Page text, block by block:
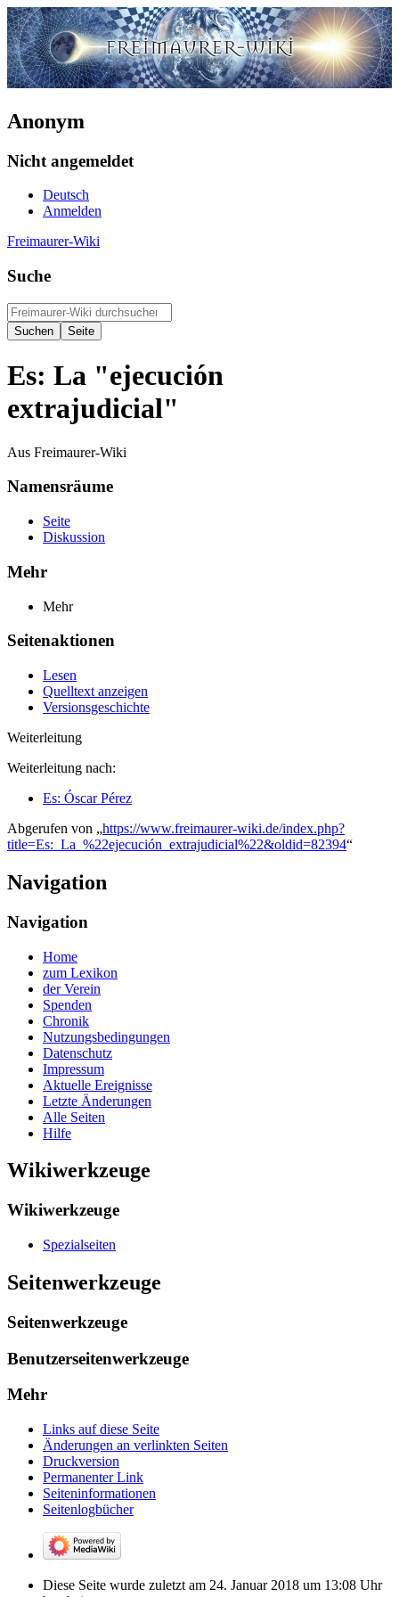
Anonym
Nicht angemeldet
Deutsch
Anmelden
Freimaurer-Wiki
Suche
Es: La "ejecución
extrajudicial"
Aus Freimaurer-Wiki
Namensräume
Seite
Diskussion
Mehr
Mehr
Seitenaktionen
Lesen
Quelltext anzeigen
Versionsgeschichte
Weiterleitung
Weiterleitung nach:
Es: Óscar Pérez
Abgerufen von „https://www.freimaurer-wiki.de/index.php?
title=Es:_La_%22ejecución_extrajudicial%22&oldid=82394“
Navigation
Navigation
Home
zum Lexikon
der Verein
Spenden
Chronik
Nutzungsbedingungen
Datenschutz
Impressum
Aktuelle Ereignisse
Letzte Änderungen
Alle Seiten
Hilfe
Wikiwerkzeuge
Wikiwerkzeuge
Spezialseiten
Seitenwerkzeuge
Seitenwerkzeuge
Benutzerseitenwerkzeuge
Mehr
Links auf diese Seite
Änderungen an verlinkten Seiten
Druckversion
Permanenter Link
Seiten­­informationen
Seitenlogbücher
Diese Seite wurde zuletzt am 24. Januar 2018 um 13:08 Uhr